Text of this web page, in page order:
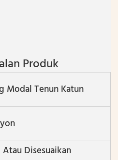
Produk
Modal Tenun Katun
Atau Disesuaikan